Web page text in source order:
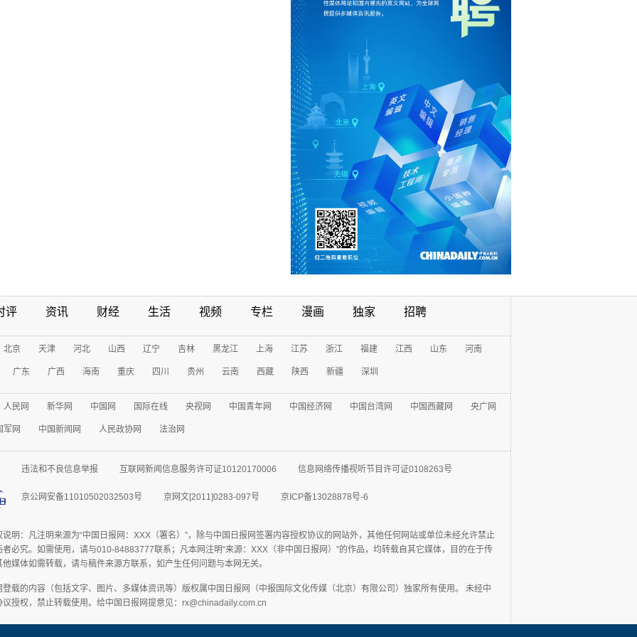
评 资讯 财经 生活 视频 专栏 漫画 独家 招聘
北京 天津 河北 山西 辽宁 吉林 黑龙江 上海 江苏 浙江 福建 江西 山东 河南
广东 广西 海南 重庆 四川 贵州 云南 西藏 陕西 新疆 深圳
人民网 新华网 中国网 国际在线 央视网 中国青年网 中国经济网 中国台湾网 中国西藏网 央广网
军网 中国新闻网 人民政协网 法治网
违法和不良信息举报 互联网新闻信息服务许可证10120170006 信息网络传播视听节目许可证0108263号
京公网安备11010502032503号 京网文[2011]0283-097号 京ICP备13028878号-6
明：凡注明来源为“中国日报网：XXX（署名）”，除与中国日报网签署内容授权协议的网站外，其他任何网站或单位未经允许禁止
必究。如需使用，请与010-84883777联系；凡本网注明“来源：XXX（非中国日报网）”的作品，均转载自其它媒体，目的在于传
媒体如需转载，请与稿件来源方联系，如产生任何问题与本网无关。
载的内容（包括文字、图片、多媒体资讯等）版权属中国日报网（中报国际文化传媒（北京）有限公司）独家所有使用。 未经中
议授权，禁止转载使用。给中国日报网提意见：rx@chinadaily.com.cn